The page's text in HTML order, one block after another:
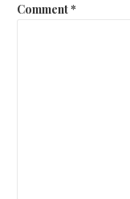
Comment*